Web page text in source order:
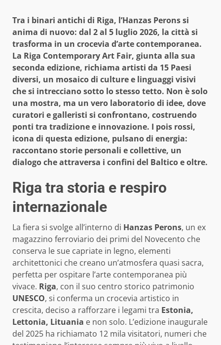
Tra i binari antichi di Riga, l’Hanzas Perons si
anima di nuovo: dal 2 al 5 luglio 2026, la città si
trasforma in un crocevia d’arte contemporanea.
La Riga Contemporary Art Fair, giunta alla sua
seconda edizione, richiama artisti da 15 Paesi
diversi, un mosaico di culture e linguaggi visivi
che si intrecciano sotto lo stesso tetto. Non è solo
una mostra, ma un vero laboratorio di idee, dove
curatori e galleristi si confrontano, costruendo
ponti tra tradizione e innovazione. I pois rossi,
icona di questa edizione, pulsano di energia:
raccontano storie personali e collettive, un
dialogo che attraversa i confini del Baltico e oltre.
Riga tra storia e respiro
internazionale
La fiera si svolge all’interno di Hanzas Perons, un ex
magazzino ferroviario dei primi del Novecento che
conserva le sue capriate in legno, elementi
architettonici che creano un’atmosfera quasi sacra,
perfetta per ospitare l’arte contemporanea più
vivace. Riga, con il suo centro storico patrimonio
UNESCO, si conferma un crocevia artistico in
crescita, deciso a rafforzare i legami tra Estonia,
Lettonia, Lituania e non solo. L’edizione inaugurale
del 2025 ha richiamato 12 mila visitatori, numeri che